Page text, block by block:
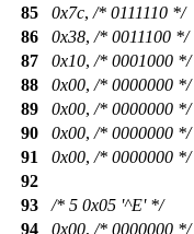
85
0x7c, /* 0111110 */
86
0x38, /* 0011100 */
87
0x10, /* 0001000 */
88
0x00, /* 0000000 */
89
0x00, /* 0000000 */
90
0x00, /* 0000000 */
91
0x00, /* 0000000 */
92
93
/* 5 0x05 '^E' */
94
0x00, /* 0000000 */